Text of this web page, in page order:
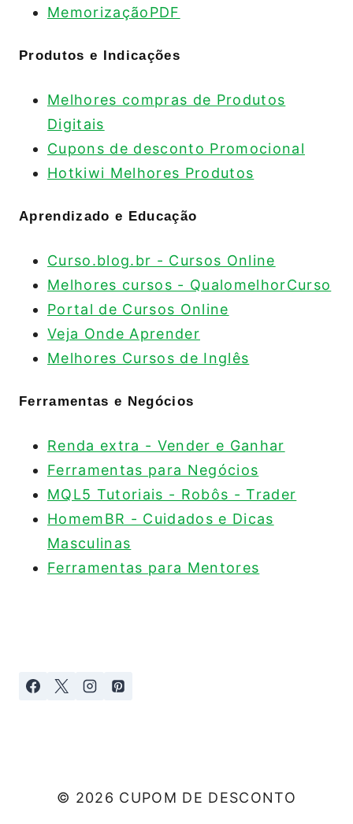
MemorizaçãoPDF
Produtos e Indicações
Melhores compras de Produtos
Digitais
Cupons de desconto Promocional
Hotkiwi Melhores Produtos
Aprendizado e Educação
Curso.blog.br - Cursos Online
Melhores cursos - QualomelhorCurso
Portal de Cursos Online
Veja Onde Aprender
Melhores Cursos de Inglês
Ferramentas e Negócios
Renda extra - Vender e Ganhar
Ferramentas para Negócios
MQL5 Tutoriais - Robôs - Trader
HomemBR - Cuidados e Dicas
Masculinas
Ferramentas para Mentores
© 2026 CUPOM DE DESCONTO